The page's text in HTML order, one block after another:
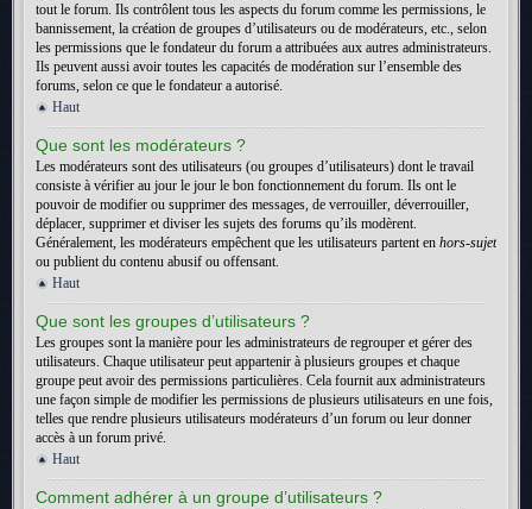
tout le forum. Ils contrôlent tous les aspects du forum comme les permissions, le
bannissement, la création de groupes d’utilisateurs ou de modérateurs, etc., selon
les permissions que le fondateur du forum a attribuées aux autres administrateurs.
Ils peuvent aussi avoir toutes les capacités de modération sur l’ensemble des
forums, selon ce que le fondateur a autorisé.
Haut
Que sont les modérateurs ?
Les modérateurs sont des utilisateurs (ou groupes d’utilisateurs) dont le travail
consiste à vérifier au jour le jour le bon fonctionnement du forum. Ils ont le
pouvoir de modifier ou supprimer des messages, de verrouiller, déverrouiller,
déplacer, supprimer et diviser les sujets des forums qu’ils modèrent.
Généralement, les modérateurs empêchent que les utilisateurs partent en hors-sujet
ou publient du contenu abusif ou offensant.
Haut
Que sont les groupes d’utilisateurs ?
Les groupes sont la manière pour les administrateurs de regrouper et gérer des
utilisateurs. Chaque utilisateur peut appartenir à plusieurs groupes et chaque
groupe peut avoir des permissions particulières. Cela fournit aux administrateurs
une façon simple de modifier les permissions de plusieurs utilisateurs en une fois,
telles que rendre plusieurs utilisateurs modérateurs d’un forum ou leur donner
accès à un forum privé.
Haut
Comment adhérer à un groupe d’utilisateurs ?